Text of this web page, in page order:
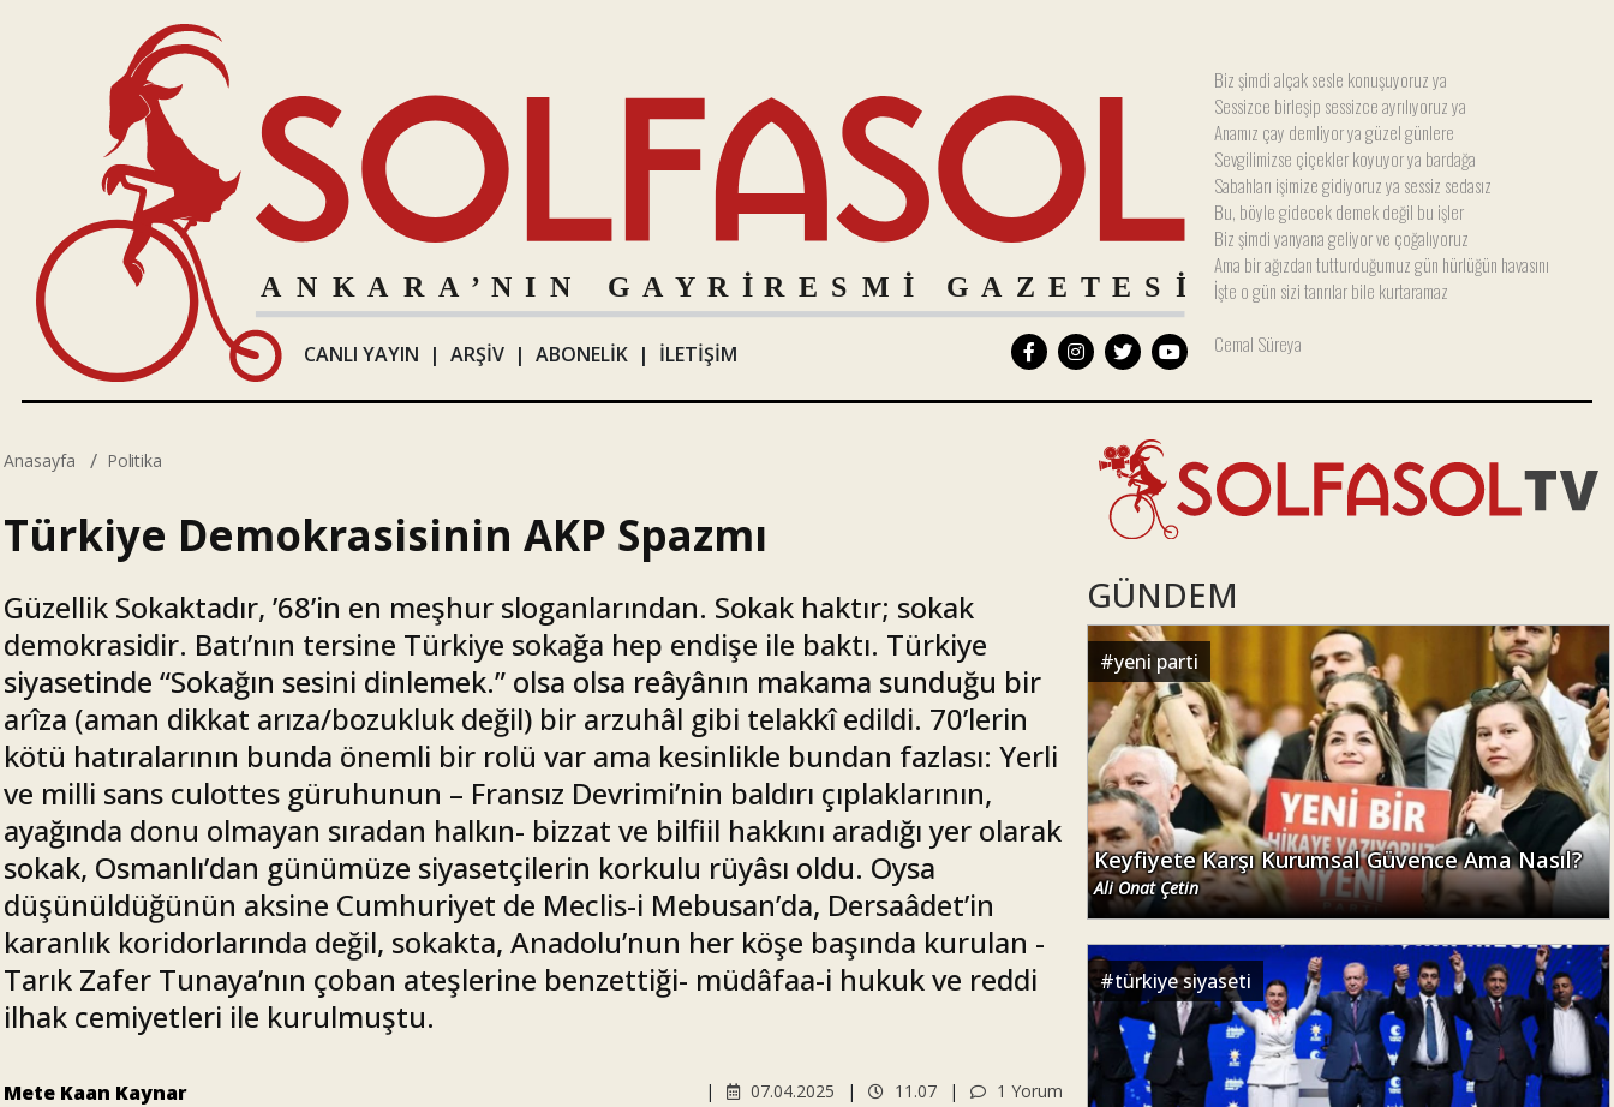
CANLI YAYIN |ARŞİV |ABONELİK | İLETİŞİM
Biz şimdi alçak sesle konuşuyoruz ya
Sessizce birleşip sessizce ayrılıyoruz ya
Anamız çay demliyor ya güzel günlere
Sevgilimizse çiçekler koyuyor ya bardağa
Sabahları işimize gidiyoruz ya sessiz sedasız
Bu, böyle gidecek demek değil bu işler
Biz şimdi yanyana geliyor ve çoğalıyoruz
Ama bir ağızdan tutturduğumuz gün hürlüğün havasını
İşte o gün sizi tanrılar bile kurtaramaz
Cemal Süreya
Anasayfa Politika
Türkiye Demokrasisinin AKP Spazmı
Güzellik Sokaktadır, ’68’in en meşhur sloganlarından. Sokak haktır; sokak
demokrasidir. Batı’nın tersine Türkiye sokağa hep endişe ile baktı. Türkiye
siyasetinde “Sokağın sesini dinlemek.” olsa olsa reâyânın makama sunduğu bir
arîza (aman dikkat arıza/bozukluk değil) bir arzuhâl gibi telakkî edildi. 70’lerin
kötü hatıralarının bunda önemli bir rolü var ama kesinlikle bundan fazlası: Yerli
ve milli sans culottes güruhunun – Fransız Devrimi’nin baldırı çıplaklarının,
ayağında donu olmayan sıradan halkın- bizzat ve bilfiil hakkını aradığı yer olarak
sokak, Osmanlı’dan günümüze siyasetçilerin korkulu rüyâsı oldu. Oysa
düşünüldüğünün aksine Cumhuriyet de Meclis-i Mebusan’da, Dersaâdet’in
karanlık koridorlarında değil, sokakta, Anadolu’nun her köşe başında kurulan -
Tarık Zafer Tunaya’nın çoban ateşlerine benzettiği- müdâfaa-i hukuk ve reddi
ilhak cemiyetleri ile kurulmuştu.
Mete Kaan Kaynar 1 Yorum
11.07
07.04.2025
GÜNDEM
#yeni parti
Keyfiyete Karşı Kurumsal Güvence Ama Nasıl?
Ali Onat Çetin
#türkiye siyaseti